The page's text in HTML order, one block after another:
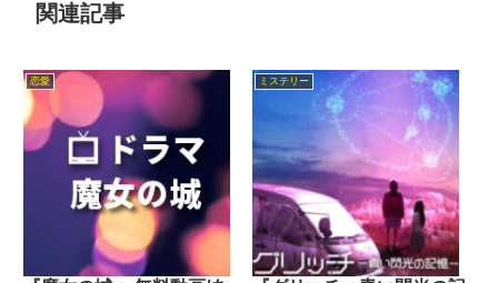
関連記事
恋愛 ミステリー